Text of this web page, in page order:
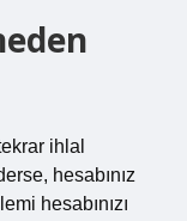
ihlal
hesabınız
hesabınızı